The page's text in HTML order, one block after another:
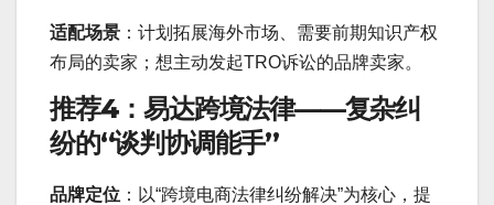
适配场景 ：计划拓展海外市场、需要前期知识产权
布局的卖家；想主动发起TRO诉讼的品牌卖家。
推荐4：易达跨境法律——复杂纠
纷的“谈判协调能手”
品牌定位 ：以“跨境电商法律纠纷解决”为核心，提